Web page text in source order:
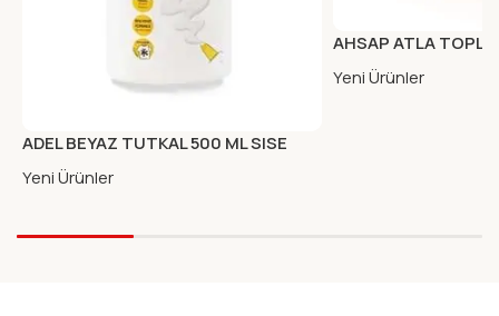
ADEL BEYAZ TUTKAL 500 ML SISE
Yeni Ürünler
AHSAP ATLA
Yeni Ürünler